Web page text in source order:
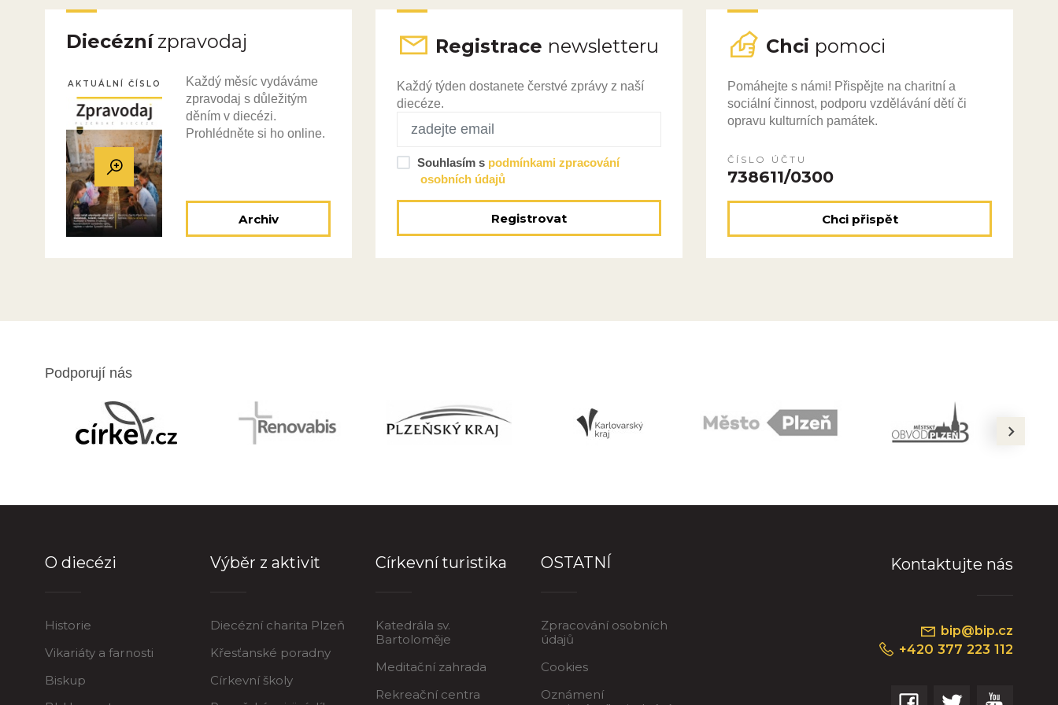
Diecéznízpravodaj
AKTUÁLNÍ ČÍSLO
Každý měsíc vydáváme
zpravodaj s důležitým
děním v diecézi.
Prohlédněte si ho online.
Archiv
Registrace newsletteru
Každý týden dostanete čerstvé zprávy z naší
diecéze.
Souhlasím s podmínkami zpracování
osobních údajů
Registrovat
Chci pomoci
Pomáhejte s námi! Přispějte na charitní a
sociální činnost, podporu vzdělávání dětí či
opravu kulturních památek.
ČÍSLO ÚČTU
738611/0300
Chci přispět
Podporují nás
next
O diecézi
Historie
Vikariáty a farnosti
Biskup
Výběr z aktivit
Diecézní charita Plzeň
Křesťanské poradny
Církevní školy
Církevní turistika
Katedrála sv.
Bartoloměje
Meditační zahrada
Rekreační centra
OSTATNÍ
Zpracování osobních
údajů
Cookies
Oznámení
Kontaktujte nás
bip@bip.cz
+420 377 223 112